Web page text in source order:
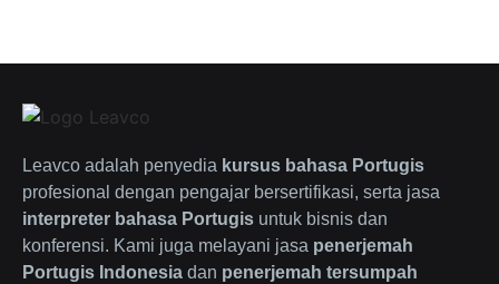
Leavco adalah penyedia kursus bahasa Portugis
profesional dengan pengajar bersertifikasi, serta jasa
interpreter bahasa Portugis untuk bisnis dan
konferensi. Kami juga melayani jasa penerjemah
Portugis Indonesia dan penerjemah tersumpah